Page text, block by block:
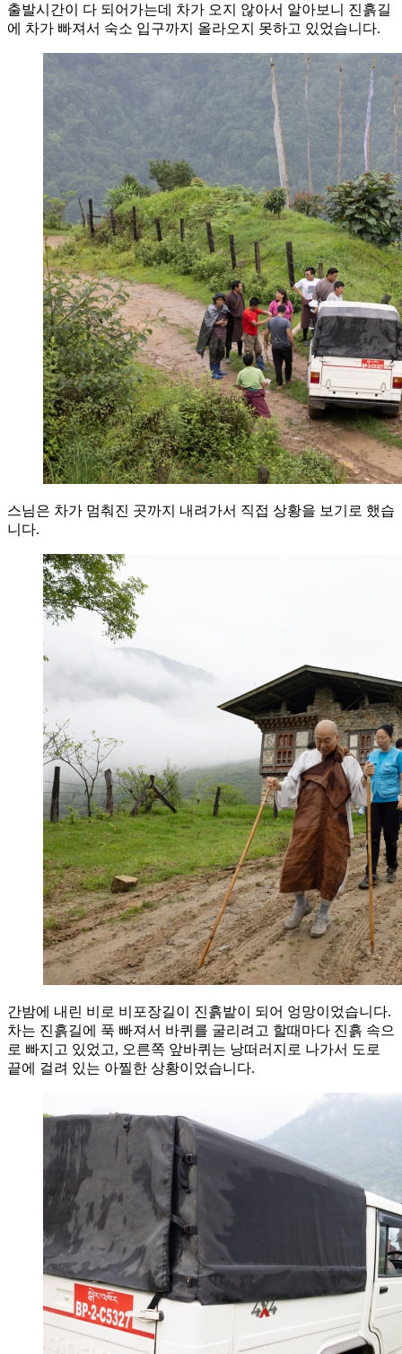
출발시간이 다 되어가는데 차가 오지 않아서 알아보니 진흙길
에 차가 빠져서 숙소 입구까지 올라오지 못하고 있었습니다.
스님은 차가 멈춰진 곳까지 내려가서 직접 상황을 보기로 했습
니다.
간밤에 내린 비로 비포장길이 진흙밭이 되어 엉망이었습니다.
차는 진흙길에 푹 빠져서 바퀴를 굴리려고 할때마다 진흙 속으
로 빠지고 있었고, 오른쪽 앞바퀴는 낭떠러지로 나가서 도로
끝에 걸려 있는 아찔한 상황이었습니다.